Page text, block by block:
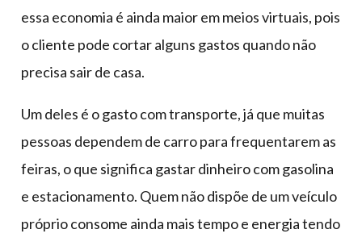
essa economia é ainda maior em meios virtuais, pois
o cliente pode cortar alguns gastos quando não
precisa sair de casa.
Um deles é o gasto com transporte, já que muitas
pessoas dependem de carro para frequentarem as
feiras, o que significa gastar dinheiro com gasolina
e estacionamento. Quem não dispõe de um veículo
próprio consome ainda mais tempo e energia tendo